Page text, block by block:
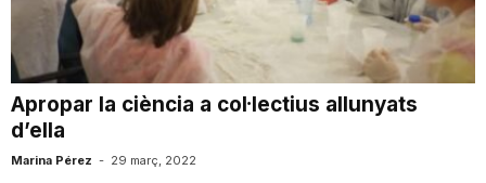
Apropar la ciència a col·lectius allunyats
d’ella
Marina Pérez - 29 març, 2022